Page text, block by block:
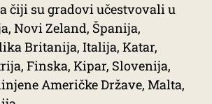
čiji su gradovi učestvovali u
Novi Zeland, Španija,
Britanija, Italija, Katar,
Finska, Kipar, Slovenija,
Američke Države, Malta,